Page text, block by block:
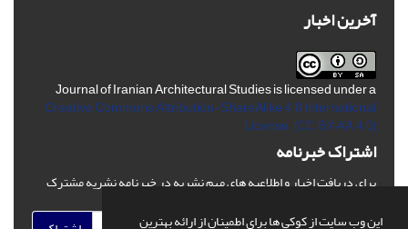
این وب سایت از کوکی ها برای اطمینان از ارائه بهترین
آخرین اخبار
Journal of Iranian Architectural Studies is licensed under a
Creative Commons Attribution-ShareAlike 4.0 International
License. (CC BY-AA 4.0)
اشتراک خبرنامه
برای دریافت اخبار و اطلاعیه های مهم نشریه در خبرنامه نشریه مشترک